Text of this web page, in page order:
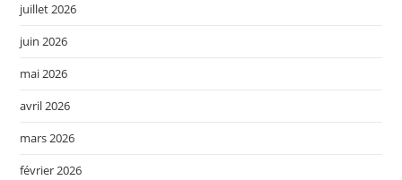
juillet 2026
juin 2026
mai 2026
avril 2026
mars 2026
février 2026